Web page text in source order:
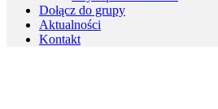
Dołącz do grupy
Aktualności
Kontakt